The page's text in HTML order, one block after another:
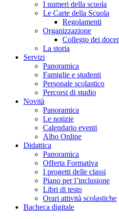
I numeri della scuola
Le Carte della Scuola
Regolamenti
Organizzazione
Collegio dei
La storia
Servizi
Panoramica
Famiglie e studenti
Personale scolastico
Percorsi di studio
Novità
Panoramica
Le notizie
Calendario eventi
Albo Online
Didattica
Panoramica
Offerta Formativa
I progetti delle classi
Piano per l’inclusione
Libri di testo
Orari attività scolastiche
Bacheca digitale